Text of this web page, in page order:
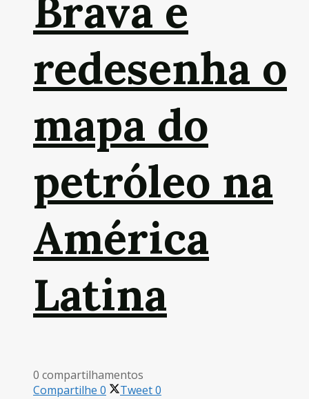
Brava e
redesenha o
mapa do
petróleo na
América
Latina
0 compartilhamentos
Compartilhe 0 Tweet0